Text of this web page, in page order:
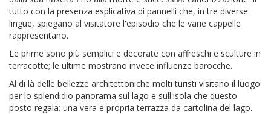
tutto con la presenza esplicativa di pannelli che, in tre diverse
lingue, spiegano al visitatore l'episodio che le varie cappelle
rappresentano.
Le prime sono più semplici e decorate con affreschi e sculture in
terracotte; le ultime mostrano invece influenze barocche.
Al di là delle bellezze architettoniche molti turisti visitano il luogo
per lo splendidio panorama sul lago e sull'isola che questo
posto regala: una vera e propria terrazza da cartolina del lago.